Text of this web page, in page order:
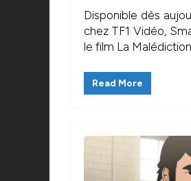
Disponible dès
chez TF1 Vidéo,
le film La
Read More